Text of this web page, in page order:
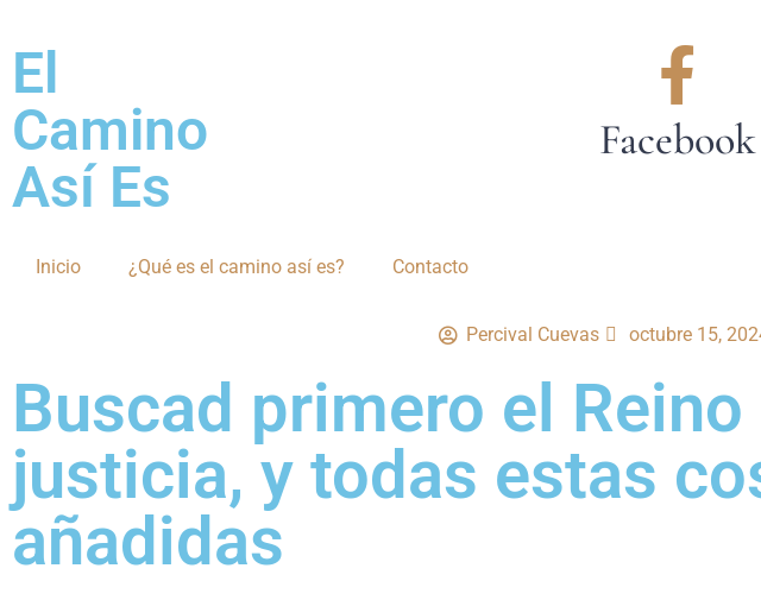
El
Camino
Así Es
Facebook
Inicio ¿Qué es el camino así es? Contacto
Percival Cuevas octubre 15,
Buscad primero el Reino
justicia, y todas estas
añadidas